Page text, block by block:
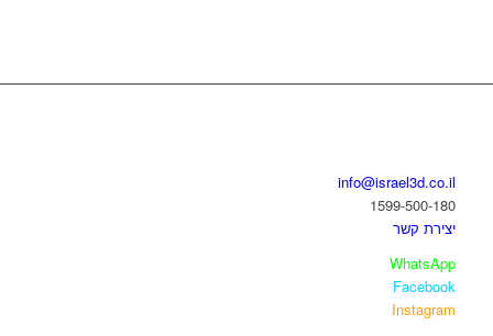
info@israel3d.co.il
1599-500-180
יצירת קשר
WhatsApp
Facebook
Instagram